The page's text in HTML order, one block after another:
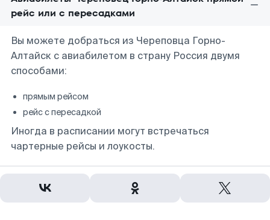
рейс или с пересадками
Вы можете добраться из Череповца Горно-
Алтайск с авиабилетом в страну Россия двумя
способами:
прямым рейсом
рейс с пересадкой
Иногда в расписании могут встречаться
чартерные рейсы и лоукосты.